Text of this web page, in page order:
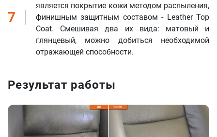
7
является покрытие кожи методом распыления,
финишным защитным составом - Leather Top
Coat. Смешивая два их вида: матовый и
глянцевый, можно добиться необходимой
отражающей способности.
Результат работы